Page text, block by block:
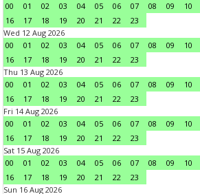
00
01 02 03 04 05 06 07 08 09 10
16
17 18 19 20 21 22
23
Wed 12 Aug 2026
00
01 02 03 04 05 06 07 08 09 10
16
17 18 19 20 21 22
23
Thu 13 Aug 2026
00
01 02 03 04 05 06 07 08 09 10
16
17 18 19 20 21 22
23
Fri 14 Aug 2026
00
01 02 03 04 05 06 07 08 09 10
16
17 18 19 20 21 22
23
Sat 15 Aug 2026
00
01 02 03 04 05 06 07 08 09 10
16
17 18 19 20 21 22
23
Sun 16 Aug 2026